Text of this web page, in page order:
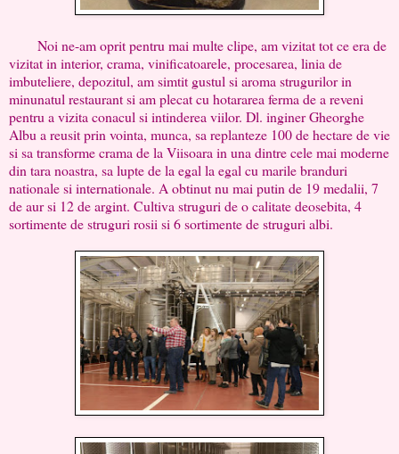
Noi ne-am oprit pentru mai multe clipe, am vizitat tot ce era de
vizitat in interior, crama, vinificatoarele, procesarea, linia de
imbuteliere, depozitul, am simtit gustul si aroma strugurilor in
minunatul restaurant si am plecat cu hotararea ferma de a reveni
pentru a vizita conacul si intinderea viilor. Dl. inginer Gheorghe
Albu a reusit prin vointa, munca, sa replanteze 100 de hectare de vie
si sa transforme crama de la Viisoara in una dintre cele mai moderne
din tara noastra, sa lupte de la egal la egal cu marile branduri
nationale si internationale. A obtinut nu mai putin de 19 medalii, 7
de aur si 12 de argint. Cultiva struguri de o calitate deosebita, 4
sortimente de struguri rosii si 6 sortimente de struguri albi.